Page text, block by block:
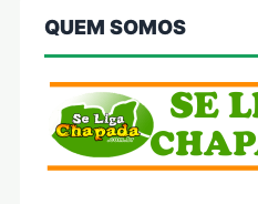
QUEM SOMOS